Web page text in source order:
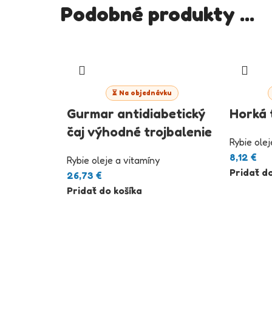
Podobné produkty ...
⏳ Na objednávku
Gurmar antidiabetický
čaj výhodné trojbalenie
Rybie oleje a vitamíny
26,73 €
Pridať do košíka
Horká
Rybie
8,12 €
Pridať